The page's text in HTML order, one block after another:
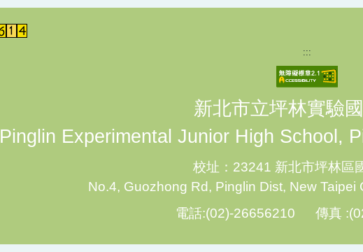
:::
新北市立坪林實驗
Pinglin Experimental Junior High School,
校址：23241 新北市坪林區
No.4, Guozhong Rd, Pinglin Dist, New Taipei
電話:(02)-26656210 傳真